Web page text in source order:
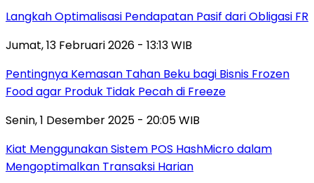
Langkah Optimalisasi Pendapatan Pasif dari Obligasi FR
Jumat, 13 Februari 2026 - 13:13 WIB
Pentingnya Kemasan Tahan Beku bagi Bisnis Frozen
Food agar Produk Tidak Pecah di Freeze
Senin, 1 Desember 2025 - 20:05 WIB
Kiat Menggunakan Sistem POS HashMicro dalam
Mengoptimalkan Transaksi Harian